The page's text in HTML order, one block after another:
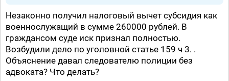
Незаконно получил налоговый вычет субсидия как
военнослужащий в сумме 260000 рублей. В
граждансом суде иск признал полностью.
Возбудили дело по уголовной статье 159 ч 3. .
Объяснение давал следователю полиции без
адвоката? Что делать?